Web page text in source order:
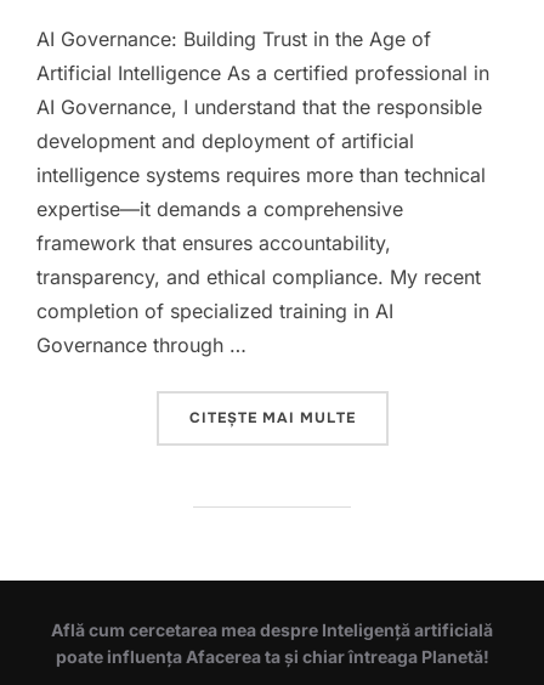
AI Governance: Building Trust in the Age of
Artificial Intelligence As a certified professional in
AI Governance, I understand that the responsible
development and deployment of artificial
intelligence systems requires more than technical
expertise—it demands a comprehensive
framework that ensures accountability,
transparency, and ethical compliance. My recent
completion of specialized training in AI
Governance through …
CITEȘTE MAI MULTE„AI GOVERNANCE”
Află cum cercetarea mea despre Inteligență artificială
poate influența Afacerea ta și chiar întreaga Planetă!